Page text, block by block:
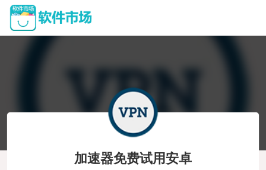
加速器免费试用安卓